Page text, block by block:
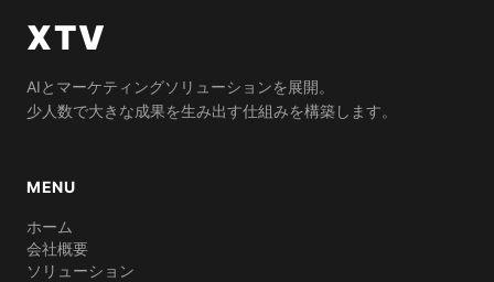
XTV
AIとマーケティングソリューションを展開。
少人数で大きな成果を生み出す仕組みを構築します。
MENU
ホーム
会社概要
ソリューション